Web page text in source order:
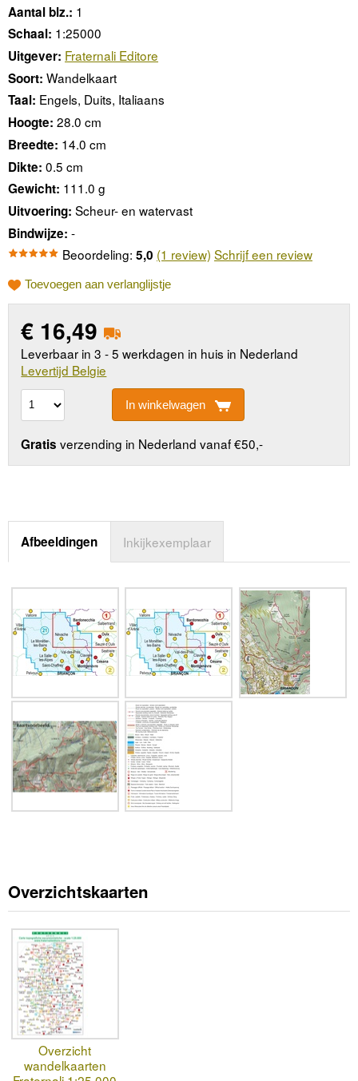
Aantal blz.: 1
Schaal: 1:25000
Uitgever: Fraternali Editore
Soort: Wandelkaart
Taal: Engels, Duits, Italiaans
Hoogte: 28.0 cm
Breedte: 14.0 cm
Dikte: 0.5 cm
Gewicht: 111.0 g
Uitvoering: Scheur- en watervast
Bindwijze: -
Beoordeling: 5,0 (1 review) Schrijf een review
Toevoegen aan verlanglijstje
€ 16,49
Leverbaar in 3 - 5 werkdagen in huis in Nederland
Levertijd Belgie
In winkelwagen
Gratis verzending in Nederland vanaf €50,-
Afbeeldingen Inkijkexemplaar
Overzichtskaarten
Overzicht
wandelkaarten